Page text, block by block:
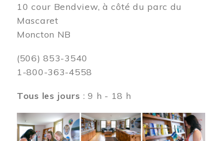
10 cour Bendview, à côté du parc du
Mascaret
Moncton NB
(506) 853-3540
1-800-363-4558
Tous les jours : 9 h - 18 h
Image